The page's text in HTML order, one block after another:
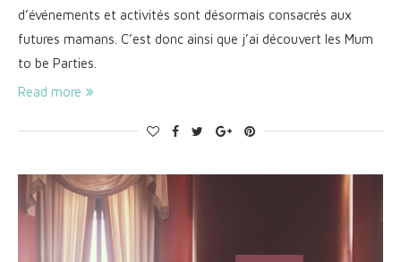
d’événements et activités sont désormais consacrés aux
futures mamans. C’est donc ainsi que j’ai découvert les Mum
to be Parties.
Read more